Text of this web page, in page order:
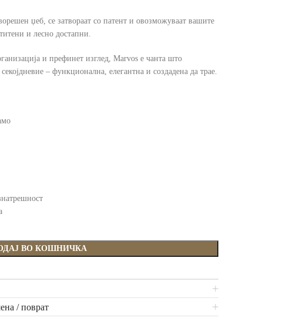
џеб, се затвораат со патент и овозможуваат вашите
и лесно достапни.
и префинет изглед, Marvos е чанта што
– функционална, елегантна и создадена да трае.
ВО КОШНИЧКА
/ поврат